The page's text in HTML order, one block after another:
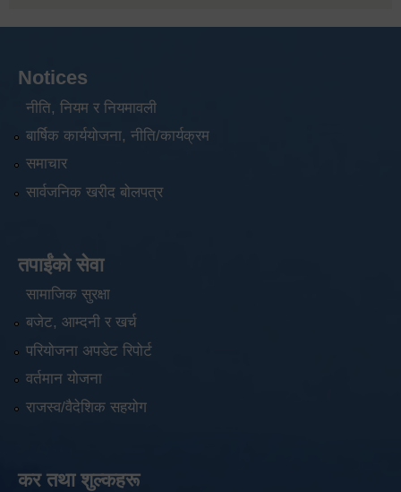
Notices
नीति, नियम र नियमावली
बार्षिक कार्ययोजना, नीति/कार्यक्रम
समाचार
सार्वजनिक खरीद बोलपत्र
तपाईंको सेवा
सामाजिक सुरक्षा
बजेट, आम्दनी र खर्च
परियोजना अपडेट रिपोर्ट
वर्तमान योजना
राजस्व/वैदेशिक सहयोग
कर तथा शुल्कहरू